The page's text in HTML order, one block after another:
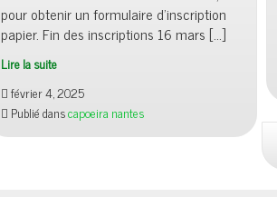
pour obtenir un formulaire d’inscription
papier. Fin des inscriptions 16 mars […]
Lire la suite
février 4, 2025
Publié danscapoeira nantes